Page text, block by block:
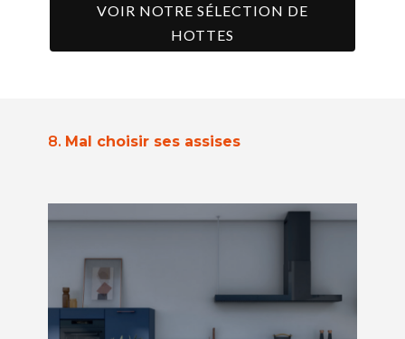
VOIR NOTRE SÉLECTION DE
HOTTES
8. Mal choisir ses assises